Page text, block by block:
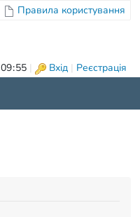
Правила користування
09:55 | Вхід| Реєстрація